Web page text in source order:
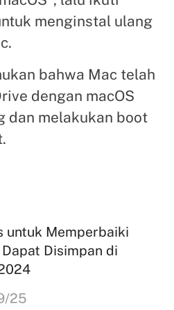
menginstal ulang
bahwa Mac telah
dengan macOS
dan melakukan boot
untuk Memperbaiki
Disimpan di
25